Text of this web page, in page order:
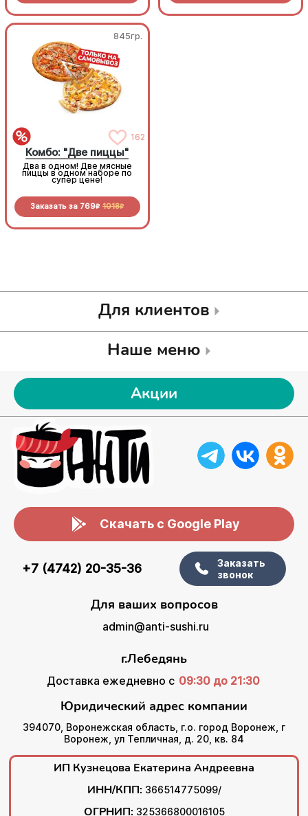
845гр.
162
Комбо: "Две пиццы"
Два в одном! Две мясные
пиццы в одном наборе по
супер цене!
Заказать за 769R 1018R
Для клиентов
Наше меню
Акции
Скачать с Google Play
+7 (4742) 20-35-36
Заказать
звонок
Для ваших вопросов
admin@anti-sushi.ru
г.Лебедянь
Доставка ежедневно с 09:30 до 21:30
Юридический адрес компании
394070, Воронежская область, г.о. город Воронеж, г
Воронеж, ул Тепличная, д. 20, кв. 84
ИП Кузнецова Екатерина Андреевна
ИНН/КПП: 366514775099/
ОГРНИП: 325366800016105